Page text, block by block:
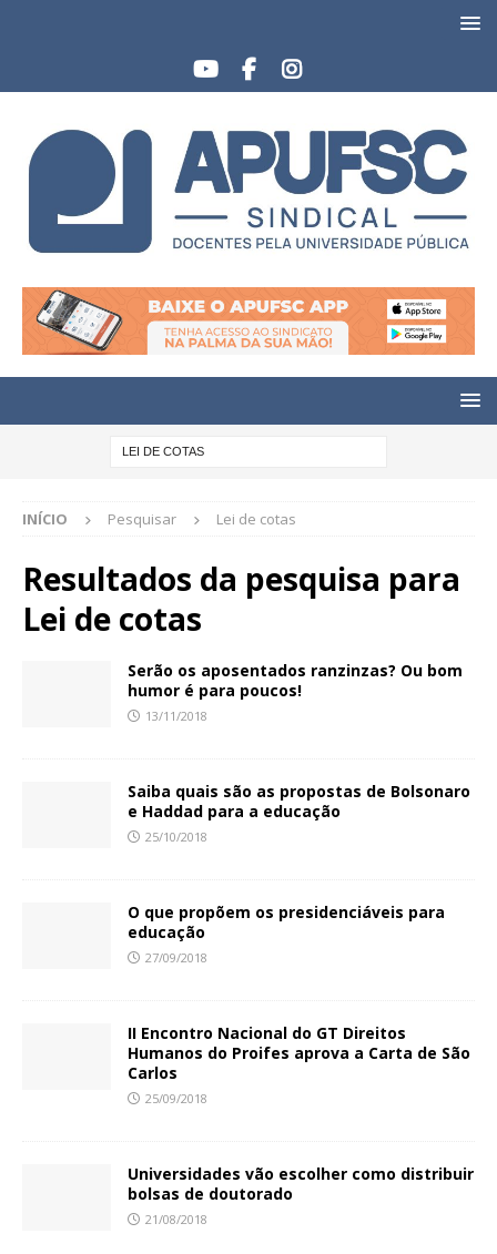
INÍCIO Pesquisar Lei de cotas
Resultados da pesquisa para
Lei de cotas
Serão os aposentados ranzinzas? Ou bom
humor é para poucos!
13/11/2018
Saiba quais são as propostas de Bolsonaro
e Haddad para a educação
25/10/2018
O que propõem os presidenciáveis para
educação
27/09/2018
II Encontro Nacional do GT Direitos
Humanos do Proifes aprova a Carta de São
Carlos
25/09/2018
Universidades vão escolher como distribuir
bolsas de doutorado
21/08/2018